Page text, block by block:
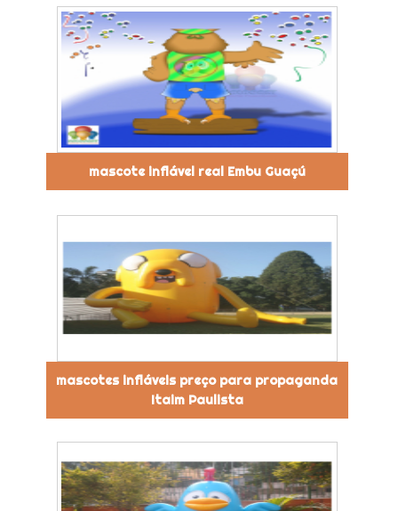
mascote inflável real Embu Guaçú
mascotes infláveis preço para propaganda
Itaim Paulista